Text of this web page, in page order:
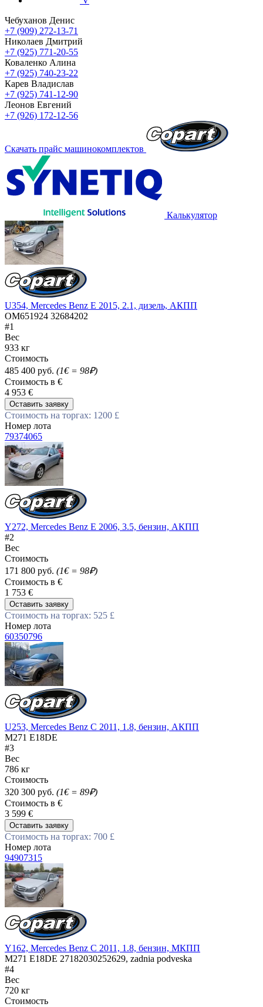
Чебуханов Денис
+7 (909) 272-13-71
Николаев Дмитрий
+7 (925) 771-20-55
Коваленко Алина
+7 (925) 740-23-22
Карев Владислав
+7 (925) 741-12-90
Леонов Евгений
+7 (926) 172-12-56
Скачать прайс машинокомплектов
Калькулятор
U354, Mercedes Benz E 2015, 2.1, дизель, АКПП
OM651924 32684202
#1
Вес
933 кг
Стоимость
485 400 руб. (1€ = 98₽)
Стоимость в €
4 953 €
Оставить заявку
Стоимость на торгах: 1200 £
Номер лота
79374065
Y272, Mercedes Benz E 2006, 3.5, бензин, АКПП
#2
Вес
Стоимость
171 800 руб. (1€ = 98₽)
Стоимость в €
1 753 €
Оставить заявку
Стоимость на торгах: 525 £
Номер лота
60350796
U253, Mercedes Benz C 2011, 1.8, бензин, АКПП
M271 E18DE
#3
Вес
786 кг
Стоимость
320 300 руб. (1€ = 89₽)
Стоимость в €
3 599 €
Оставить заявку
Стоимость на торгах: 700 £
Номер лота
94907315
Y162, Mercedes Benz C 2011, 1.8, бензин, МКПП
M271 E18DE 27182030252629, zadnia podveska
#4
Вес
720 кг
Стоимость